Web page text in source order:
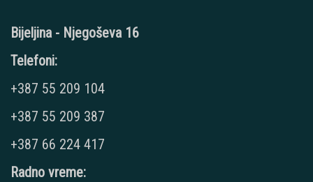
Bijeljina - Njegoševa 16
Telefoni:
+387 55 209 104
+387 55 209 387
+387 66 224 417
Radno vreme: